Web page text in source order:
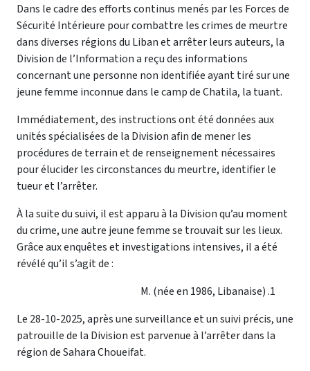
Dans le cadre des efforts continus menés par les Forces de
Sécurité Intérieure pour combattre les crimes de meurtre
dans diverses régions du Liban et arrêter leurs auteurs, la
Division de l’Information a reçu des informations
concernant une personne non identifiée ayant tiré sur une
jeune femme inconnue dans le camp de Chatila, la tuant.
Immédiatement, des instructions ont été données aux
unités spécialisées de la Division afin de mener les
procédures de terrain et de renseignement nécessaires
pour élucider les circonstances du meurtre, identifier le
tueur et l’arrêter.
À la suite du suivi, il est apparu à la Division qu’au moment
du crime, une autre jeune femme se trouvait sur les lieux.
Grâce aux enquêtes et investigations intensives, il a été
révélé qu’il s’agit de :
M. (née en 1986, Libanaise)
Le 28-10-2025, après une surveillance et un suivi précis, une
patrouille de la Division est parvenue à l’arrêter dans la
région de Sahara Choueifat.